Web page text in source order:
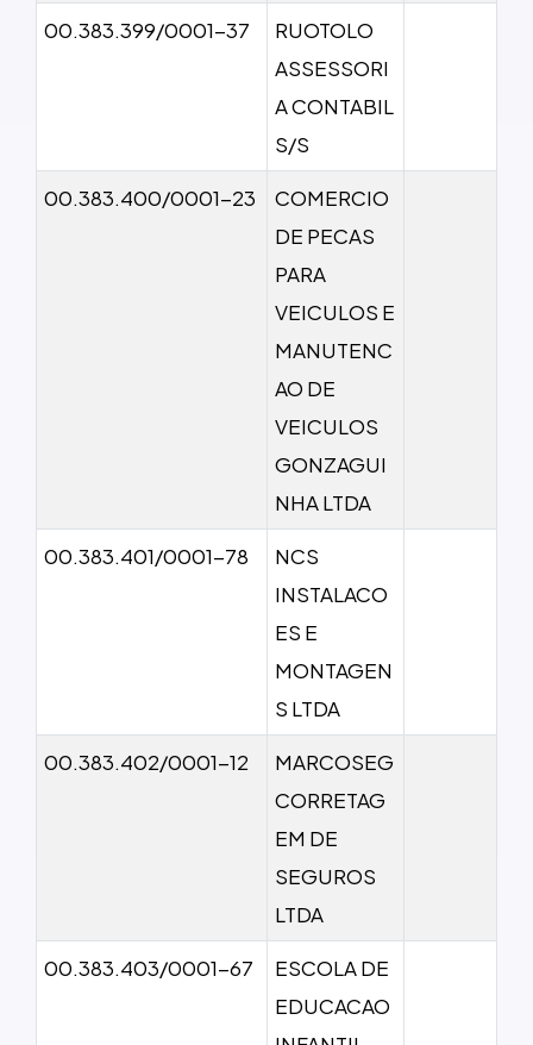
00.383.399/0001-37
RUOTOLO
ASSESSORI
A CONTABIL
S/S
00.383.400/0001-23
COMERCIO
DE PECAS
PARA
VEICULOS E
MANUTENC
AO DE
VEICULOS
GONZAGUI
NHA LTDA
00.383.401/0001-78
NCS
INSTALACO
ES E
MONTAGEN
S LTDA
00.383.402/0001-12
MARCOSEG
CORRETAG
EM DE
SEGUROS
LTDA
00.383.403/0001-67
ESCOLA DE
EDUCACAO